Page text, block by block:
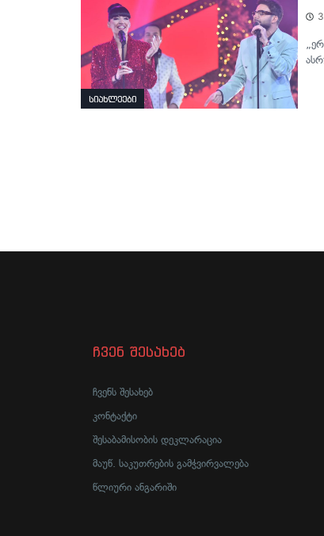
სიახლეები
ჩვენ შესახებ
ჩვენს შესახებ
კონტაქტი
შესაბამისობის დეკლარაცია
მაუწ. საკუთრების გამჭვირვალება
წლიური ანგარიში